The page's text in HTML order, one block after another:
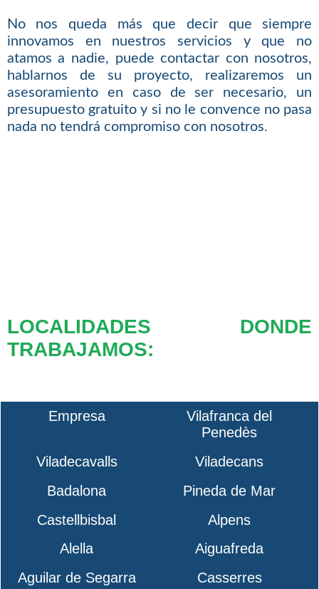
No nos queda más que decir que siempre
innovamos en nuestros servicios y que no
atamos a nadie, puede contactar con nosotros,
hablarnos de su proyecto, realizaremos un
asesoramiento en caso de ser necesario, un
presupuesto gratuito y si no le convence no pasa
nada no tendrá compromiso con nosotros.
LOCALIDADES DONDE
TRABAJAMOS:
Empresa
Vilafranca del
Penedès
Viladecavalls
Viladecans
Badalona
Pineda de Mar
Castellbisbal
Alpens
Alella
Aiguafreda
Aguilar de Segarra
Casserres